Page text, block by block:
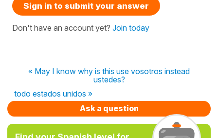
Sign in to submit your answer
Don't have an account yet? Join today
« May I know why is this use vosotros instead
ustedes?
todo estados unidos »
Ask a question